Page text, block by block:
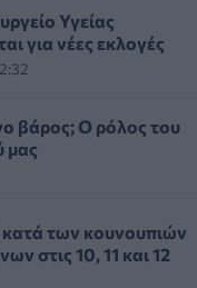
της με σπάνιο
που κρίνουν το
παχυσαρκία
Υγείας
για νέες εκλογές
βάρος; Ο ρόλος του
μας
των κουνουπιών
στις 10, 11 και 12